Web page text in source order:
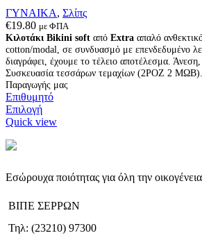
σελίδα
του
προϊόντος
ΓΥΝΑΙΚΑ, Σλίπς
€19.80 με ΦΠΑ
Κιλοτάκι Bikini soft από Extra απαλό
cotton/modal, σε συνδυασμό με επενδεδυμένο
διαγράφει, έχουμε το τέλειο αποτέλεσμα.
Συσκευασία τεσσάρων τεμαχίων (2ΡΟΖ 2 ΜΩΒ).
Παραγωγής μας
Επιθυμητό
ΕπιλογήΑυτό
το
παραλλαγές.
Οι
μπορούν
επιλεγούν
Quick view
Εσώρουχα ποιότητας για όλη την
ΒΙΠΕ ΣΕΡΡΩΝ
Τηλ: (23210) 97300